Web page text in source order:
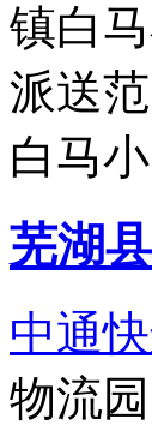
镇白
派送
白马
芜湖县
中通
物流